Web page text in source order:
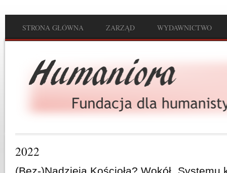
Main menu
STRONA GŁÓWNA ZARZĄD WYDAWNICTWO
2022